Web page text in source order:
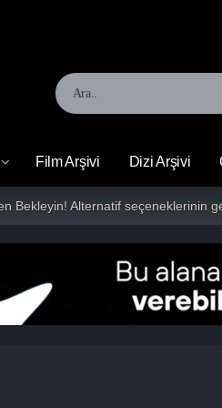
Film Arşivi Dizi Arşivi
Bekleyin! Alternatif seçeneklerinin